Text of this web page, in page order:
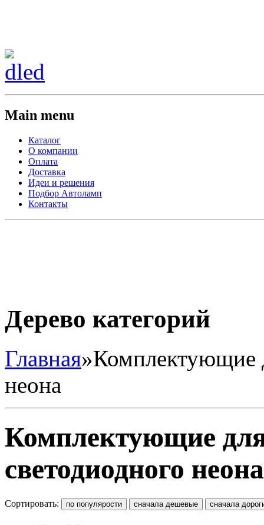
Main menu
Каталог
О компании
Оплата
Доставка
Идеи и решения
Подбор Автоламп
Контакты
Дерево категорий
Главная»Комплектующие
неона
Комплектующие
светодиодного неона
Сортировать: